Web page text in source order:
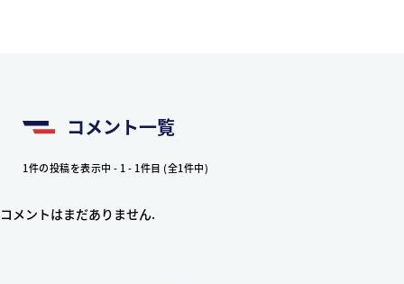
コメント一覧
1件の投稿を表示中 - 1 - 1件目 (全1件中)
コメントはまだありません.